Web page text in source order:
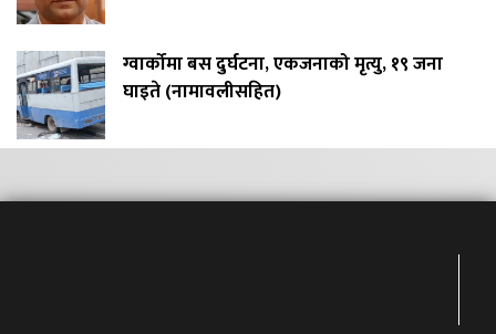
ग्वार्कोमा बस दुर्घटना, एकजनाको मृत्यु, १९ जना
घाइते (नामावलीसहित)